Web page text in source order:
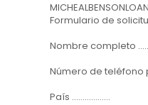
Formulario de
Nombre completo
Número de teléfono
País ..................